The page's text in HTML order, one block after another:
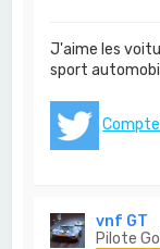
J'aime les
sport
vnf GT
Pilote